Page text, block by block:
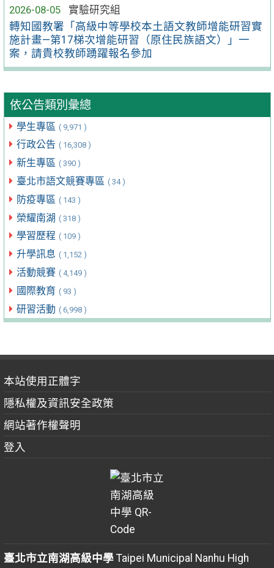
2026-08-05
實驗研究組
轉知國教署「高級中等學校本土語文教師增能研習實
施計畫—第17梯次增能研習（原住民族語文）」一
案，請貴校教師踴躍報名參加
依公告類別彙總
學生專區 ( 9,971 )
行政公告 ( 16,308 )
新生專區 ( 390 )
臺北市語文競賽專區 ( 34 )
防疫專區 ( 143 )
榮耀南湖 ( 318 )
學習歷程 ( 109 )
升學訊息 ( 1,152 )
活動競賽 ( 4,149 )
國際教育 ( 93 )
研習活動 ( 6,998 )
本站使用正體字
隱私權及資訊安全政策
網站著作權聲明
登入
臺北市立南湖高級中學Taipei Municipal Nanhu High